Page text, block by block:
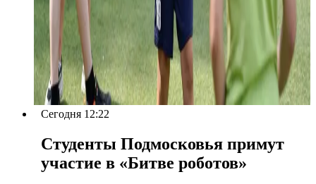
Сегодня 12:22
Студенты Подмосковья примут
участие в «Битве роботов»